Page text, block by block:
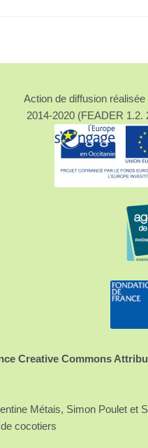
Action de diffusion
2014-2020 (FEADER 1.2.
Creative Commons
Métais, Simon Poulet et
cocotiers